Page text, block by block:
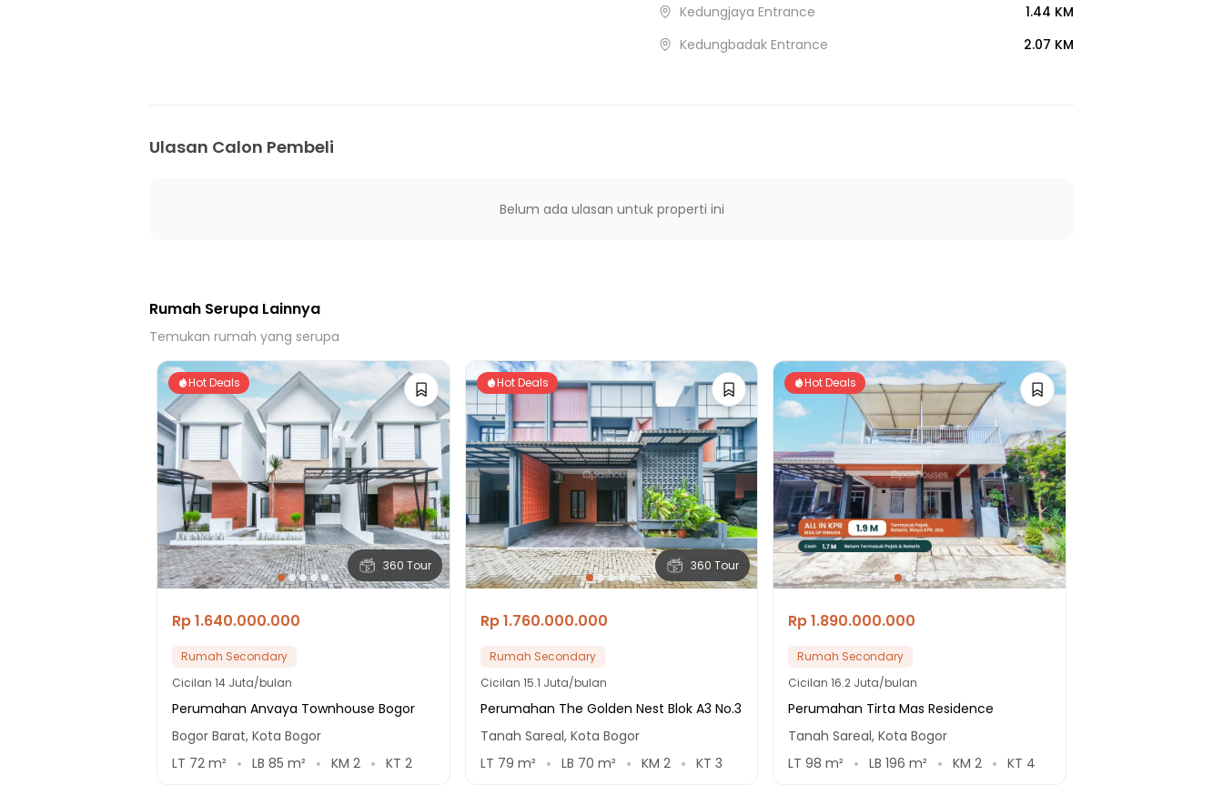
Kedungjaya Entrance
1.44 KM
Kedungbadak Entrance
2.07 KM
Ulasan Calon Pembeli
Belum ada ulasan untuk properti ini
Rumah Serupa Lainnya
Temukan rumah yang serupa
360 Tour
Hot Deals
Rp 1.640.000.000
Rumah Secondary
Cicilan 14 Juta/bulan
Perumahan Anvaya Townhouse Bogor
Bogor Barat, Kota Bogor
LT 72 m² LB 85 m² KM 2 KT 2
360 Tour
Hot Deals
Rp 1.760.000.000
Rumah Secondary
Cicilan 15.1 Juta/bulan
Perumahan The Golden Nest Blok A3 No.3
Tanah Sareal, Kota Bogor
LT 79 m² LB 70 m² KM 2 KT 3
Hot Deals
Rp 1.890.000.000
Rumah Secondary
Cicilan16.2 Juta/bulan
Perumahan Tirta Mas Residence
Tanah Sareal, Kota Bogor
LT98 m² LB196 m² KM2 KT 4